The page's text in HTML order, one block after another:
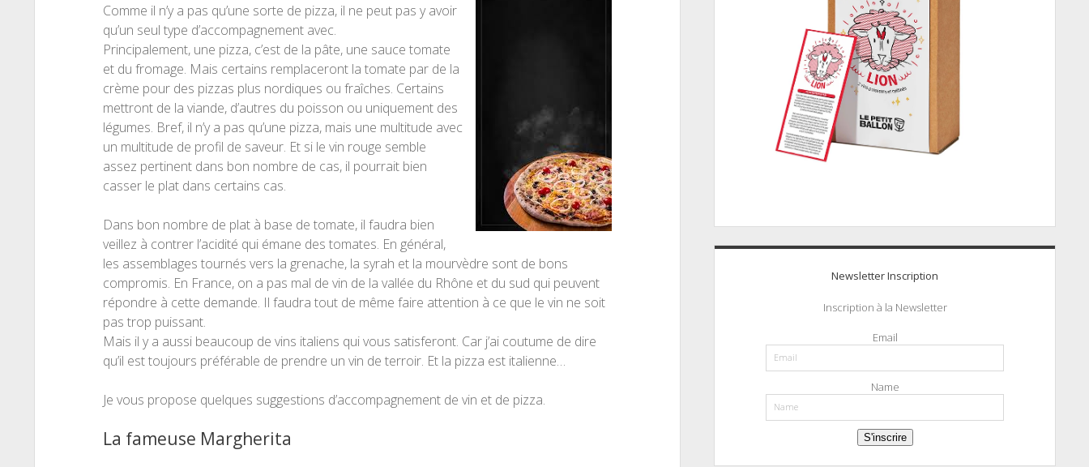
Comme il n’y a pas qu’une sorte de pizza, il ne peut pas y avoir
qu’un seul type d’accompagnement avec.
Principalement, une pizza, c’est de la pâte, une sauce tomate
et du fromage. Mais certains remplaceront la tomate par de la
crème pour des pizzas plus nordiques ou fraîches. Certains
mettront de la viande, d’autres du poisson ou uniquement des
légumes. Bref, il n’y a pas qu’une pizza, mais une multitude avec
un multitude de profil de saveur. Et si le vin rouge semble
assez pertinent dans bon nombre de cas, il pourrait bien
casser le plat dans certains cas.
Dans bon nombre de plat à base de tomate, il faudra bien
veillez à contrer l’acidité qui émane des tomates. En général,
les assemblages tournés vers la grenache, la syrah et la mourvèdre sont de bons
compromis. En France, on a pas mal de vin de la vallée du Rhône et du sud qui peuvent
répondre à cette demande. Il faudra tout de même faire attention à ce que le vin ne soit
pas trop puissant.
Mais il y a aussi beaucoup de vins italiens qui vous satisferont. Car j’ai coutume de dire
qu’il est toujours préférable de prendre un vin de terroir. Et la pizza est italienne…
Je vous propose quelques suggestions d’accompagnement de vin et de pizza.
La fameuse Margherita
Newsletter Inscription
Inscription à la Newsletter
Email
Name
S'inscrire